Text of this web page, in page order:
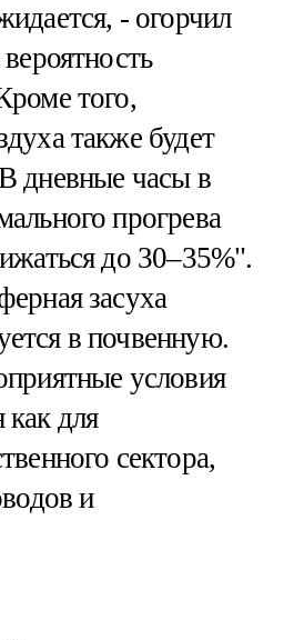
- огорчил
того,
также будет
дневные часы в
прогрева
до 30–35%".
засуха
в почвенную.
условия
как для
сектора,
и